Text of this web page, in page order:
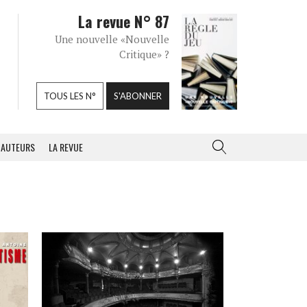
La revue N° 87
Une nouvelle «Nouvelle
Critique» ?
TOUS LES N° S'ABONNER
AUTEURS LA REVUE